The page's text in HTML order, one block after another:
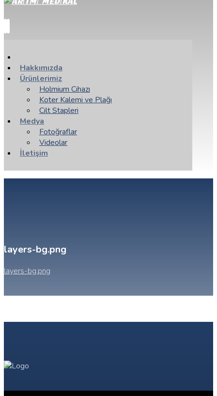
Hakkımızda
Ürünlerimiz
Holmium Cihazı
Koter Kalemi ve Plağı
Cilt Stapleri
Medya
Fotoğraflar
Videolar
İletişim
layers-bg.png
layers-bg.png